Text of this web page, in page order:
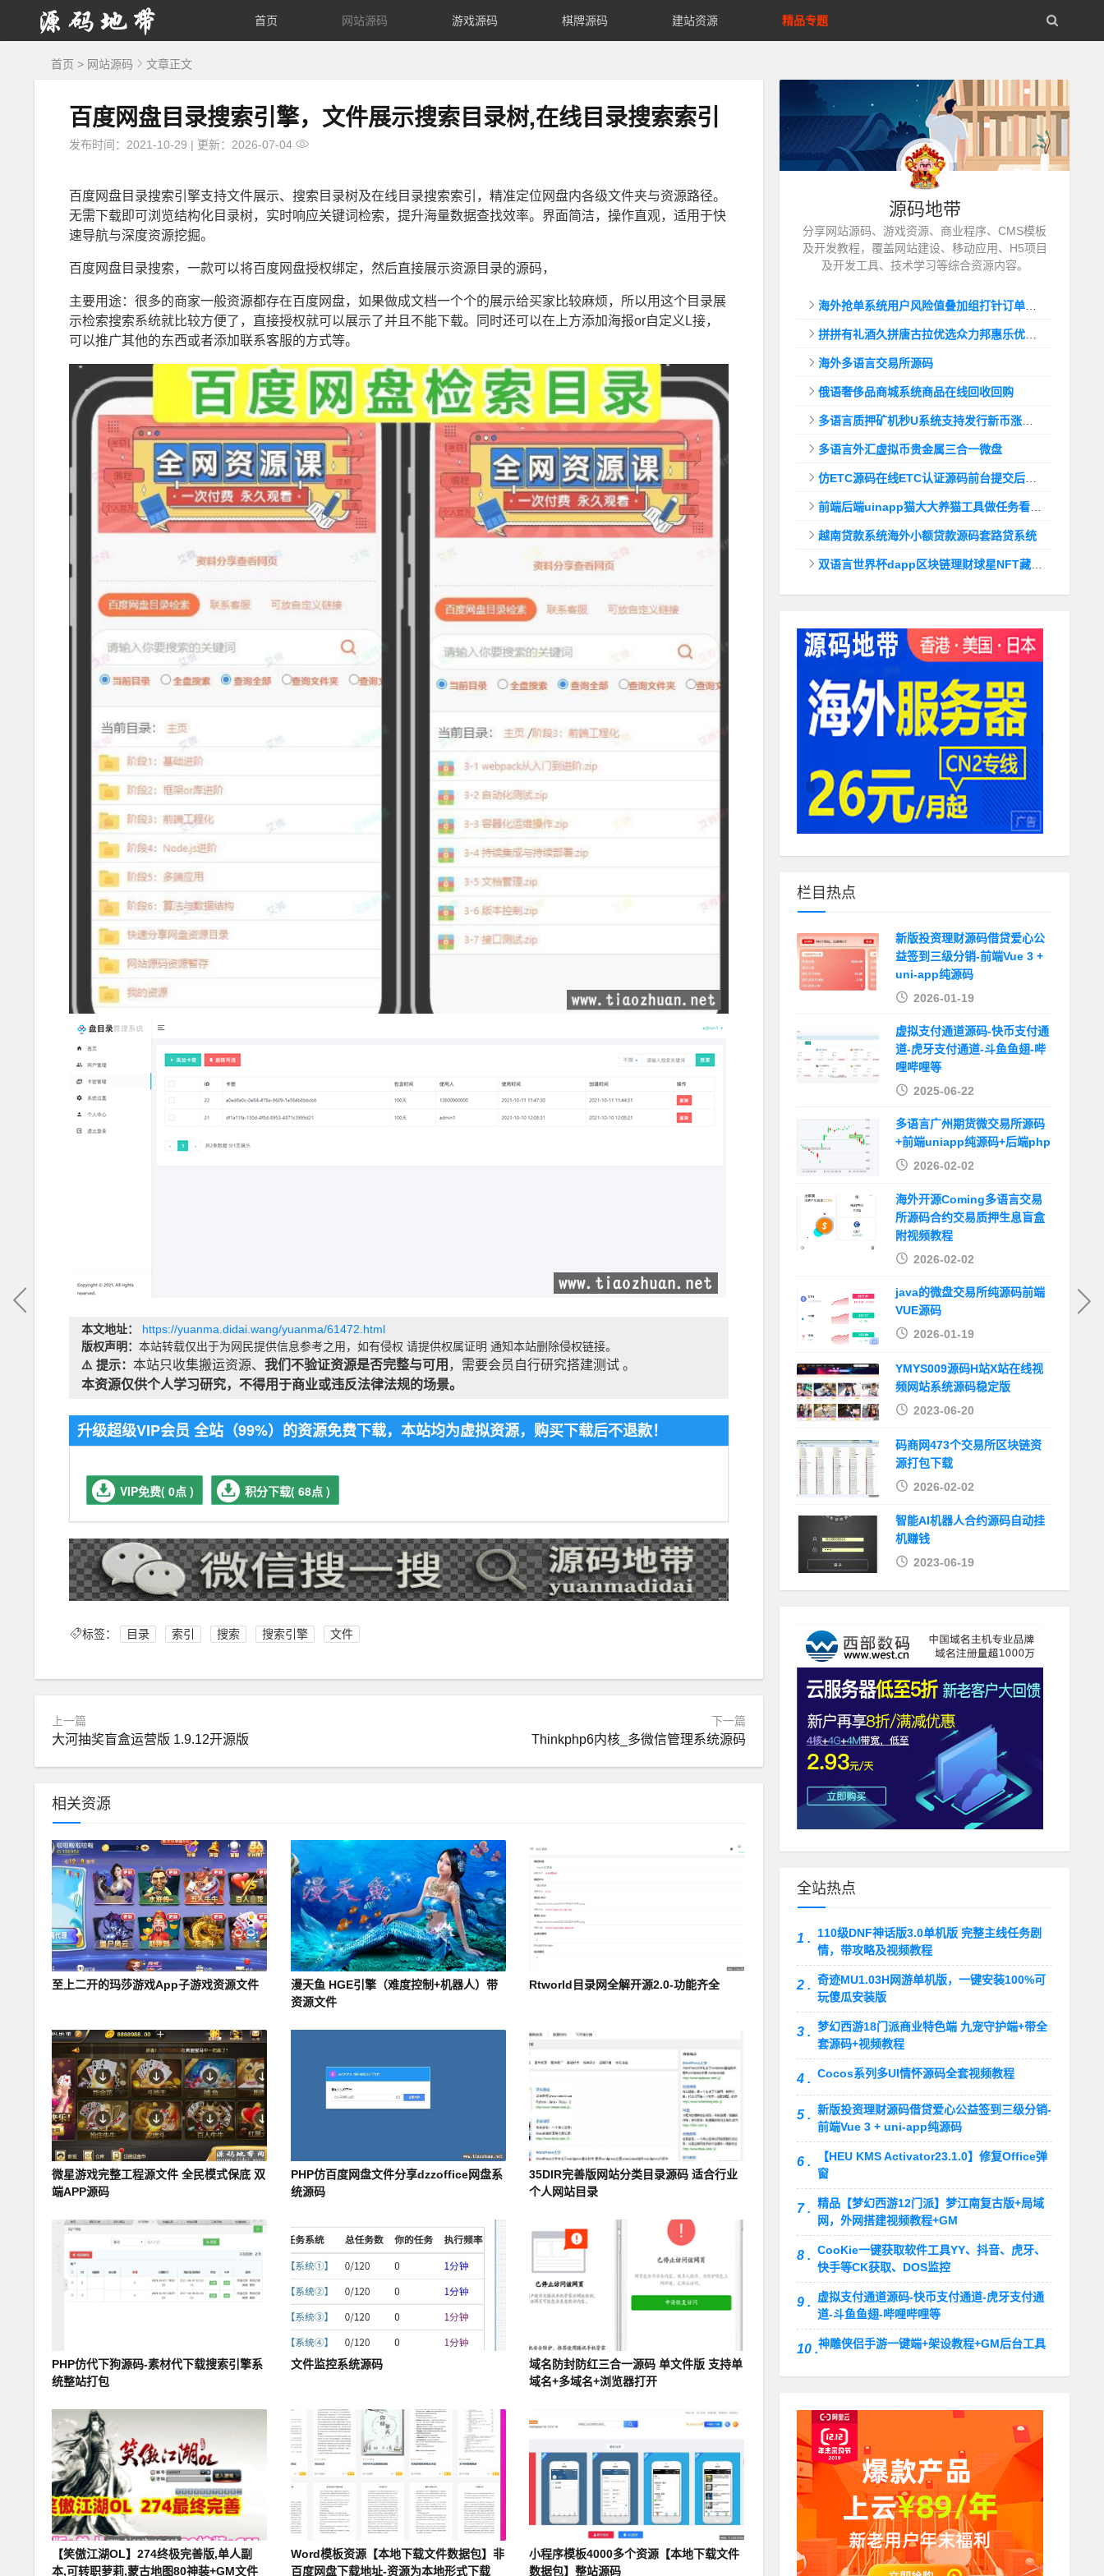
源 首页 网站源码 游戏源码 棋牌源码 建站资源 精品专题
首页 > 网站源码 文章正文
百度网盘目录搜索引擎，文件展示搜索目录树,在线目录搜索索引
发布时间：2021-10-29 | 更新：2026-07-04
百度网盘目录搜索引擎支持文件展示、搜索目录树及在线目录搜索索引，精准定位网盘内各级文件夹与资源路径。
无需下载即可浏览结构化目录树，实时响应关键词检索，提升海量数据查找效率。界面简洁，操作直观，适用于快
速导航与深度资源挖掘。
百度网盘目录搜索，一款可以将百度网盘授权绑定，然后直接展示资源目录的源码，
主要用途：很多的商家一般资源都存在百度网盘，如果做成文档一个个的展示给买家比较麻烦，所以用这个目录展
示检索搜索系统就比较方便了，直接授权就可以展示了并且不能下载。同时还可以在上方添加海报or自定义L接，
可以推广其他的东西或者添加联系客服的方式等。
本文地址：
https://yuanma.didai.wang/yuanma/61472.html
版权声明： 本站转载仅出于为网民提供信息参考之用，如有侵权 请提供权属证明 通知本站删除侵权链接。
⚠️ 提示： 本站只收集搬运资源、 我们不验证资源是否完整与可用 ，需要会员自行研究搭建测试 。
本资源仅供个人学习研究，不得用于商业或违反法律法规的场景。
升级超级VIP会员 全站（99%）的资源免费下载，本站均为虚拟资源，购买下载后不退款！
VIP免费( 0点 ) 积分下载( 68点 )
标签： 目录 索引 搜索 搜索引擎 文件
上一篇
大河抽奖盲盒运营版 1.9.12开源版
下一篇
Thinkphp6内核_多微信管理系统源码
相关资源
至上二开的玛莎游戏App子游戏资源文件
漫天鱼 HGE引擎（难度控制+机器人）带
资源文件
Rtworld目录网全解开源2.0-功能齐全
微星游戏完整工程源文件 全民模式保底 双
端APP源码
PHP仿百度网盘文件分享dzzoffice网盘系
统源码
35DIR完善版网站分类目录源码 适合行业
个人网站目录
PHP仿代下狗源码-素材代下载搜索引擎系
统整站打包
文件监控系统源码
域名防封防红三合一源码 单文件版 支持单
域名+多域名+浏览器打开
【笑傲江湖OL】274终极完善版,单人副
本,可转职萝莉,蒙古地图80神装+GM文件
Word模板资源【本地下载文件数据包】非
百度网盘下载地址-资源为本地形式下载
小程序模板4000多个资源【本地下载文件
数据包】整站源码
源码地带
分享网站源码、游戏资源、商业程序、CMS模板
及开发教程，覆盖网站建设、移动应用、H5项目
及开发工具、技术学习等综合资源内容。
海外抢单系统用户风险值叠加组打针订单自动匹配系统
拼拼有礼酒久拼唐古拉优选众力邦惠乐优选养猪拼购拼团返利系统
海外多语言交易所源码
俄语奢侈品商城系统商品在线回收回购
多语言质押矿机秒U系统支持发行新币涨幅调控+代理后台
多语言外汇虚拟币贵金属三合一微盘
仿ETC源码在线ETC认证源码前台提交后台查询
前端后端uinapp猫大大养猫工具做任务看广告邀好友即可获得收益猫力合成游戏
越南贷款系统海外小额贷款源码套路贷系统
双语言世界杯dapp区块链理财球星NFT藏品投资带uinapp源码
栏目热点
新版投资理财源码借贷爱心公
益签到三级分销-前端Vue 3 +
uni-app纯源码
2026-01-19
虚拟支付通道源码-快币支付通
道-虎牙支付通道-斗鱼鱼翅-哔
哩哔哩等
2025-06-22
多语言广州期货微交易所源码
+前端uniapp纯源码+后端php
2026-02-02
海外开源Coming多语言交易
所源码合约交易质押生息盲盒
附视频教程
2026-02-02
java的微盘交易所纯源码前端
VUE源码
2026-01-19
YMYS009源码H站X站在线视
频网站系统源码稳定版
2023-06-20
码商网473个交易所区块链资
源打包下载
2026-02-02
智能AI机器人合约源码自动挂
机赚钱
2023-06-19
全站热点
1 . 110级DNF神话版3.0单机版 完整主线任务剧
情，带攻略及视频教程
2 . 奇迹MU1.03H网游单机版，一键安装100%可
玩傻瓜安装版
3 . 梦幻西游18门派商业特色端 九宠守护端+带全
套源码+视频教程
4 . Cocos系列多UI情怀源码全套视频教程
5 . 新版投资理财源码借贷爱心公益签到三级分销-
前端Vue 3 + uni-app纯源码
6 .
【HEU KMS Activator23.1.0】修复Office弹
窗
7 . 精品【梦幻西游12门派】梦江南复古版+局域
网，外网搭建视频教程+GM
8 . CooKie一键获取软件工具YY、抖音、虎牙、
快手等CK获取、DOS监控
9 .
虚拟支付通道源码-快币支付通道-虎牙支付通
道-斗鱼鱼翅-哔哩哔哩等
10 .神雕侠侣手游一键端+架设教程+GM后台工具